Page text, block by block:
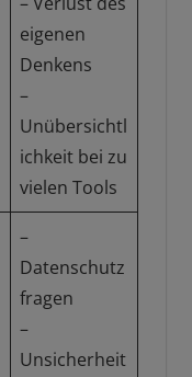
eigenen
Denkens
–
Unübersichtl
ichkeit bei zu
vielen Tools
–
Datenschutz
fragen
–
Unsicherheit